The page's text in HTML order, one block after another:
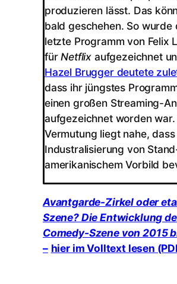
produzieren lässt. Das
bald geschehen. So wurde
letzte Programm von Felix
fürNetflix aufgezeichnet
Hazel Brugger deutete
dass ihr jüngstes
einen großen Streaming-
aufgezeichnet worden war.
Vermutung liegt nahe,
Industralisierung von
amerikanischem Vorbild
Avantgarde-Zirkel oder
Szene? Die Entwicklung
Comedy-Szene von 2015
– hier im Volltext lesen